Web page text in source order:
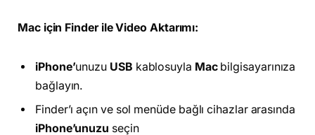
Mac için Finder ile Video Aktarımı:
iPhone’unuzu USB kablosuyla Mac bilgisayarınıza
bağlayın.
Finder’ı açın ve sol menüde bağlı cihazlar arasında
iPhone’unuzu seçin